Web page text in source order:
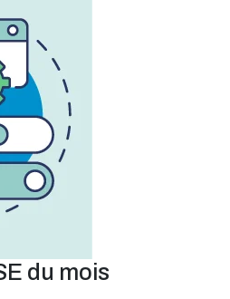
du mois